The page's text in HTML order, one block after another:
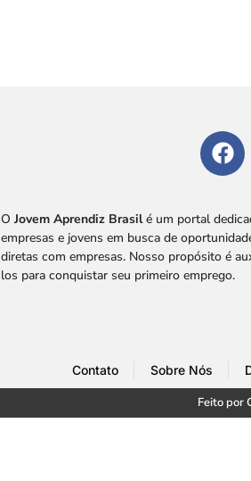
O Jovem Aprendiz Brasilé um portal
empresas e jovens em busca de
diretas com empresas. Nosso propósito é
los para conquistar seu primeiro emprego.
Contato Sobre Nós
Feito por